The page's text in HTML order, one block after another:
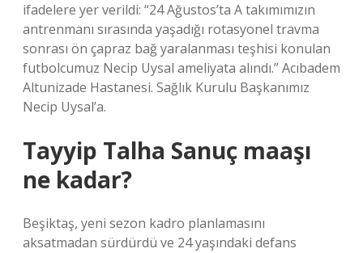
ifadelere yer verildi: “24 Ağustos’ta A takımımızın
antrenmanı sırasında yaşadığı rotasyonel travma
sonrası ön çapraz bağ yaralanması teşhisi konulan
futbolcumuz Necip Uysal ameliyata alındı.” Acıbadem
Altunizade Hastanesi. Sağlık Kurulu Başkanımız
Necip Uysal’a.
Tayyip Talha Sanuç maaşı
ne kadar?
Beşiktaş, yeni sezon kadro planlamasını
aksatmadan sürdürdü ve 24 yaşındaki defans